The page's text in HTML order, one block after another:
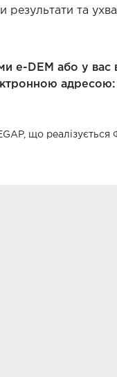
результати та
е-DEM або у вас
що